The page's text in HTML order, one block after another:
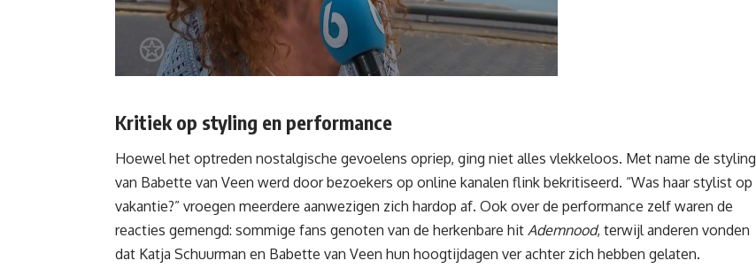
Kritiek op styling en performance
Hoewel het optreden nostalgische gevoelens opriep, ging niet alles vlekkeloos. Met name de styling
van Babette van Veen werd door bezoekers op online kanalen flink bekritiseerd. “Was haar stylist op
vakantie?” vroegen meerdere aanwezigen zich hardop af. Ook over de performance zelf waren de
reacties gemengd: sommige fans genoten van de herkenbare hit Ademnood, terwijl anderen vonden
dat Katja Schuurman en Babette van Veen hun hoogtijdagen ver achter zich hebben gelaten.